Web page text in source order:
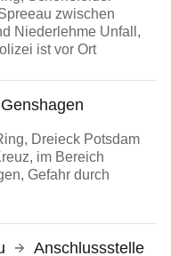
zwischen
Niederlehme Unfall,
ist vor Ort
Dreieck Potsdam
im Bereich
Gefahr durch
Anschlussstelle